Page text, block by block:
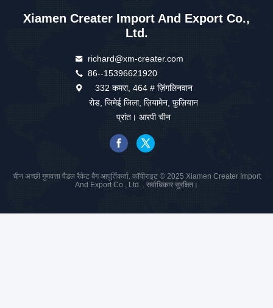
Xiamen Creater Import And Export Co.,
Ltd.
richard@xm-creater.com
86--15396621920
332 कमरा, 464 # ज़िंगलिनवान
रोड, जिमेई जिला, ज़ियामेन, फ़ुज़ियान
प्रांत। आरपी चीन
चीन अच्छी गुणवत्ता पैडल रैकेट बैग आपूर्तिकर्ता. कॉपीराइट © 2025 Xiamen Creater Import
And Export Co., Ltd. . सर्वाधिकार सुरक्षित।